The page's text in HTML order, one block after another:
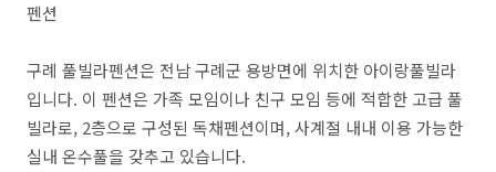
펜션
구례 풀빌라펜션은 전남 구례군 용방면에 위치한 아이랑풀빌라
입니다. 이 펜션은 가족 모임이나 친구 모임 등에 적합한 고급 풀
빌라로, 2층으로 구성된 독채펜션이며, 사계절 내내 이용 가능한
실내 온수풀을 갖추고 있습니다.